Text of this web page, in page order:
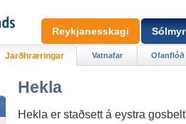
Hekla
Hekla er staðsett á eystra
Jarðhræringar Vatnafar Ofanflóð
Reykjanesskagi